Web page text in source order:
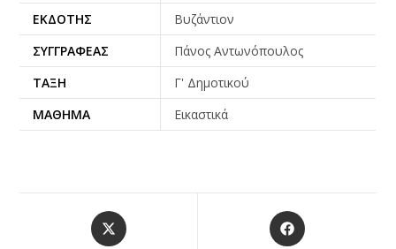
ΕΚΔΌΤΗΣ
Βυζάντιον
ΣΥΓΓΡΑΦΈΑΣ
Πάνος Αντωνόπουλος
ΤΆΞΗ
Γ' Δημοτικού
ΜΆΘΗΜΑ
Εικαστικά